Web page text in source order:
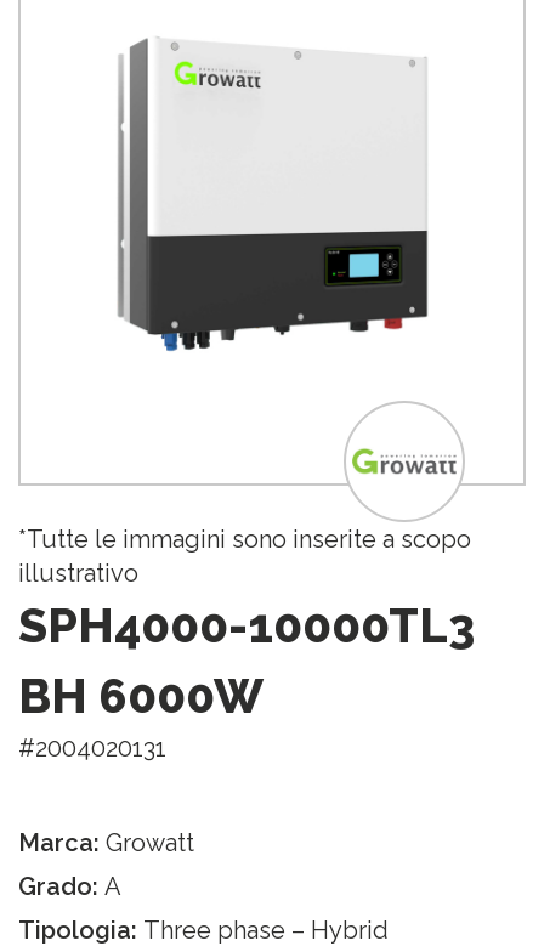
*Tutte le immagini sono inserite a scopo
illustrativo
SPH4000-10000TL3
BH 6000W
#2004020131
Marca: Growatt
Grado: A
Tipologia: Three phase – Hybrid